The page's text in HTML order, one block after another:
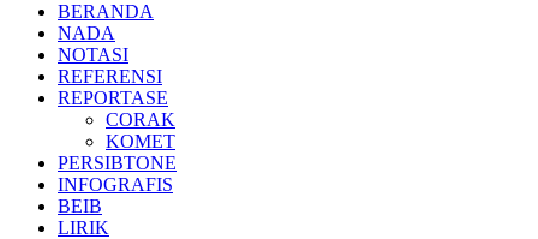
BERANDA
NADA
NOTASI
REFERENSI
REPORTASE
CORAK
KOMET
PERSIBTONE
INFOGRAFIS
BEIB
LIRIK